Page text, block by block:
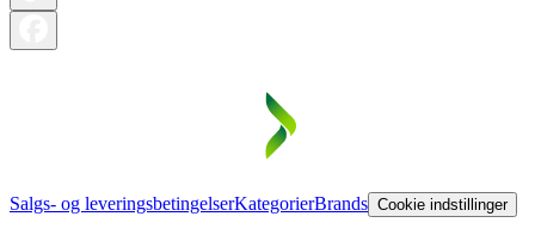
Salgs- og leveringsbetingelserKategorierBrands Cookie indstillinger